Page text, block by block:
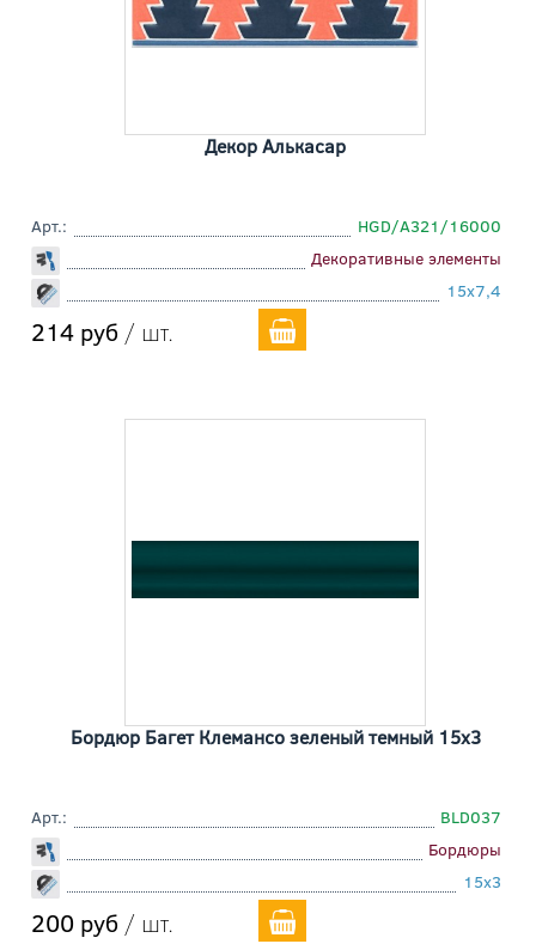
Декор Алькасар
Арт.:
HGD/A321/16000
Декоративные элементы
15x7,4
214 руб / шт.
Бордюр Багет Клемансо зеленый темный 15x3
Арт.:
BLD037
Бордюры
15x3
200 руб / шт.